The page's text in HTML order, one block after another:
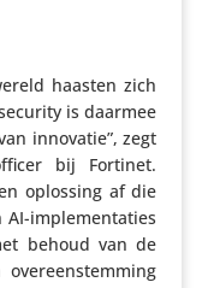
haasten zich
is daarmee
innovatie”, zegt
bij Fortinet.
oplossing af die
imple­men­ta­ties
behoud van de